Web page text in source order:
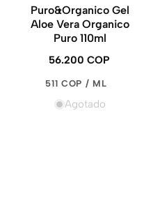
Puro&Organico Gel
Aloe Vera Organico
Puro 110ml
Precio
56.200 COP
PRECIO
511 COP / POR
ML
Agotado